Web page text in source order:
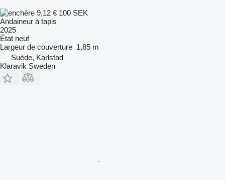
9,12 € 100 SEK
Andaineur à tapis
2025
État neuf
Largeur de couverture 1,85 m
Suède, Karlstad
Klaravik Sweden